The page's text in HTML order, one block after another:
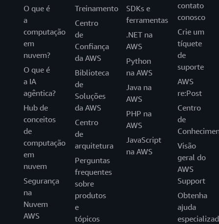
O que é
a
computação
em
nuvem?
O que é
a IA
agêntica?
Hub de
conceitos
de
computação
em
nuvem
Segurança
na
Nuvem
AWS
Treinamento
Centro
de
Confiança
da AWS
Biblioteca
de
Soluções
da AWS
Centro
de
arquitetura
Perguntas
frequentes
sobre
produtos
e
tópicos
SDKs e
ferramentas
.NET na
AWS
Python
na AWS
Java na
AWS
PHP na
AWS
JavaScript
na AWS
contato
conosco
Crie um
tíquete
de
suporte
AWS
re:Post
Centro
de
Visão
geral do
AWS
Support
Obtenha
ajuda